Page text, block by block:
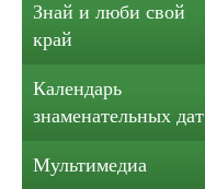
Знай и люби свой
край
Календарь
знаменательных дат
Мультимедиа